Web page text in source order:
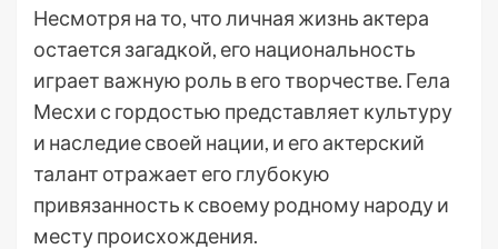
Несмотря на то, что личная жизнь актера
остается загадкой, его национальность
играет важную роль в его творчестве. Гела
Месхи с гордостью представляет культуру
и наследие своей нации, и его актерский
талант отражает его глубокую
привязанность к своему родному народу и
месту происхождения.